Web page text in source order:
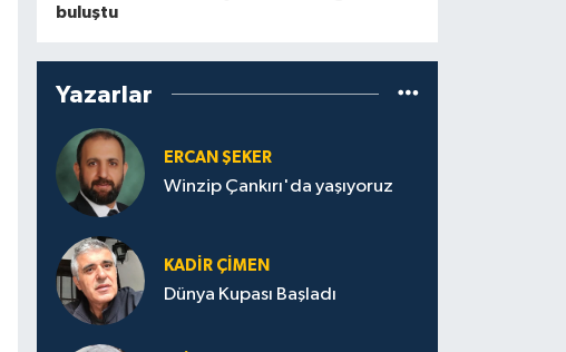
buluştu
Yazarlar
ERCAN ŞEKER
Winzip Çankırı'da yaşıyoruz
KADIR ÇIMEN
Dünya Kupası Başladı